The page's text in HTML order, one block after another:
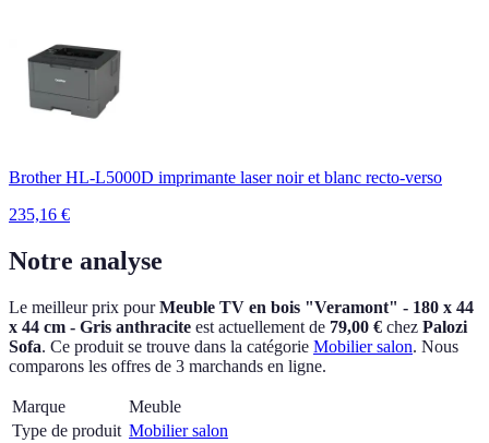
Brother HL-L5000D imprimante laser noir et blanc recto-verso
235,16 €
Notre analyse
Le meilleur prix pourMeuble TV en bois "Veramont" - 180 x 44
x 44 cm - Gris anthracite est actuellement de 79,00 € chez Palozi
Sofa. Ce produit se trouve dans la catégorie Mobilier salon. Nous
comparons les offres de 3 marchands en ligne.
Marque
Meuble
Type de produit Mobilier salon